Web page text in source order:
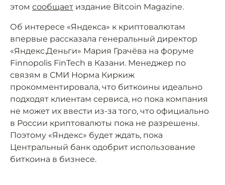
этом сообщает издание Bitcoin Magazine.
Об интересе «Яндекса» к криптовалютам
впервые рассказала генеральный директор
«Яндекс.Деньги» Мария Грачёва на форуме
Finnopolis FinTech в Казани. Менеджер по
связям в СМИ Норма Киркиж
прокомментировала, что биткоины идеально
подходят клиентам сервиса, но пока компания
не может их ввести из-за того, что официально
в России криптовалюты пока не разрешены.
Поэтому «Яндекс» будет ждать, пока
Центральный банк одобрит использование
биткоина в бизнесе.